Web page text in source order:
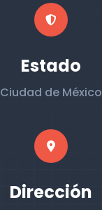
Estado
Ciudad de México
Dirección